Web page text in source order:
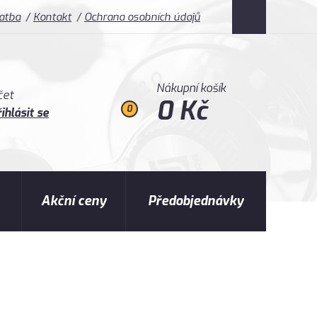
Kontakt Ochrana osobních údajů
se
0
Nákupní košík
0 Kč
Akční ceny Předobjednávky